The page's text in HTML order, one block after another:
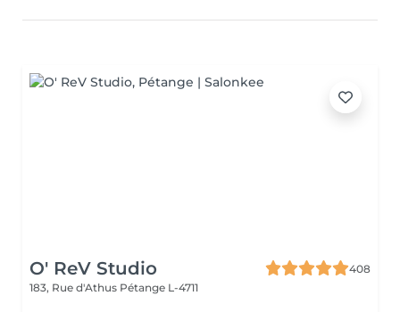
O' ReV Studio
408
183, Rue d'Athus Pétange L-4711